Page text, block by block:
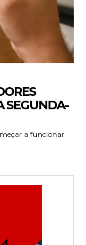
SEGUNDA-
a funcionar